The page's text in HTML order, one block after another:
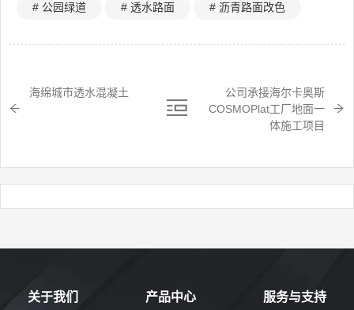
# 公园绿道 # 透水路面 # 沥青路面改色
海绵城市透水混凝土
公司承接海尔卡奥斯
COSMOPlat工厂地面一
体施工项目
关于我们 产品中心 服务与支持